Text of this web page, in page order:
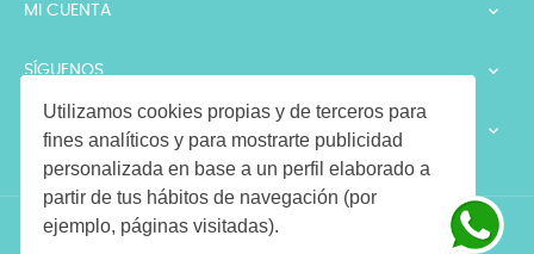
Utilizamos cookies propias y de terceros para
fines analíticos y para mostrarte publicidad
personalizada en base a un perfil elaborado a
partir de tus hábitos de navegación (por
ejemplo, páginas visitadas).
MI CUENTA 
SÍGUENOS 
LEGALES 
Copyright © 2026 LIMONAE. Todos los derechos reservados